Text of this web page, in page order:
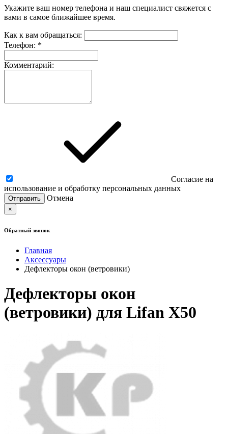
Укажите ваш номер телефона и наш специалист свяжется с
вами в самое ближайшее время.
Как к вам обращаться:
Телефон: *
Комментарий:
Согласие на
использование и обработку персональных данных
Отмена
×
Обратный звонок
Главная
Аксессуары
Дефлекторы окон (ветровики)
Дефлекторы окон
(ветровики) для Lifan X50